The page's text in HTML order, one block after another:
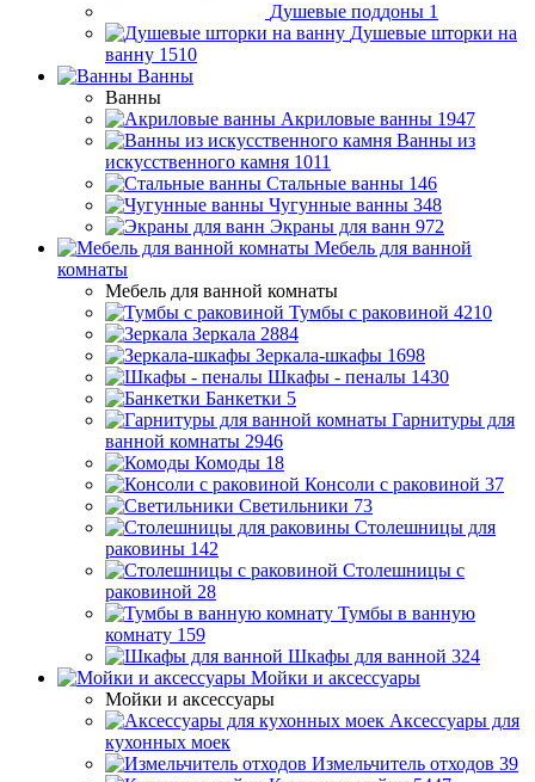
Душевые поддоны 1
Душевые шторки на
ванну 1510
Ванны
Ванны
Акриловые ванны 1947
Ванны из
искусственного камня 1011
Стальные ванны 146
Чугунные ванны 348
Экраны для ванн 972
Мебель для ванной
комнаты
Мебель для ванной комнаты
Тумбы с раковиной 4210
Зеркала 2884
Зеркала-шкафы 1698
Шкафы - пеналы 1430
Банкетки 5
Гарнитуры для
ванной комнаты 2946
Комоды 18
Консоли с раковиной 37
Светильники 73
Столешницы для
раковины 142
Столешницы с
раковиной 28
Тумбы в ванную
комнату 159
Шкафы для ванной 324
Мойки и аксессуары
Мойки и аксессуары
Аксессуары для
кухонных моек
Измельчитель отходов 39